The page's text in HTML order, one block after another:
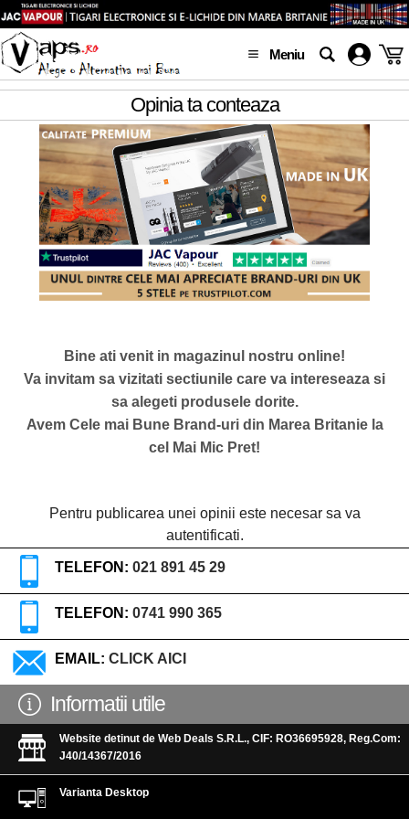
Meniu
Opinia ta conteaza
Bine ati venit in magazinul nostru online!
Va invitam sa vizitati sectiunile care va intereseaza si
sa alegeti produsele dorite.
Avem Cele mai Bune Brand-uri din Marea Britanie la
cel Mai Mic Pret!
Pentru publicarea unei opinii este necesar sa va
autentificati.
TELEFON: 021 891 45 29
TELEFON: 0741 990 365
EMAIL: CLICK AICI
Informatii utile
Website detinut de Web Deals S.R.L., CIF: RO36695928, Reg.Com:
J40/14367/2016
Varianta Desktop